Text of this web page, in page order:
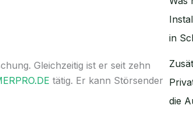
Gleichzeitig ist er seit zehn
tätig. Er kann Störsender
in
die